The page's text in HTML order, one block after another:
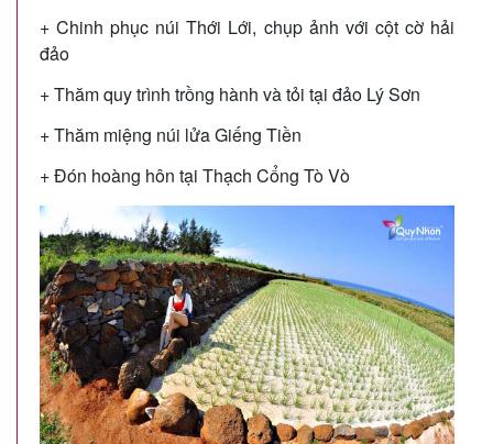
+ Chinh phục núi Thới Lới, chụp ảnh với cột cờ hải
đảo
+ Thăm quy trình trồng hành và tỏi tại đảo Lý Sơn
+ Thăm miệng núi lửa Giếng Tiền
+ Đón hoàng hôn tại Thạch Cổng Tò Vò